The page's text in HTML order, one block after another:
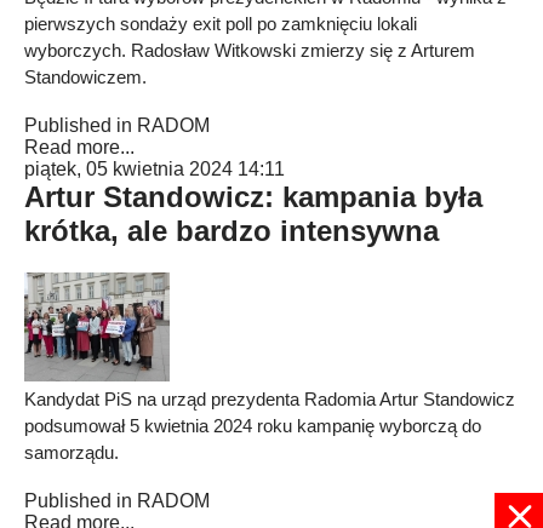
pierwszych sondaży exit poll po zamknięciu lokali
wyborczych. Radosław Witkowski zmierzy się z Arturem
Standowiczem.
Published in RADOM
Read more...
piątek, 05 kwietnia 2024 14:11
Artur Standowicz: kampania była
krótka, ale bardzo intensywna
Kandydat PiS na urząd prezydenta Radomia Artur Standowicz
podsumował 5 kwietnia 2024 roku kampanię wyborczą do
samorządu.
Published in RADOM
Read more...